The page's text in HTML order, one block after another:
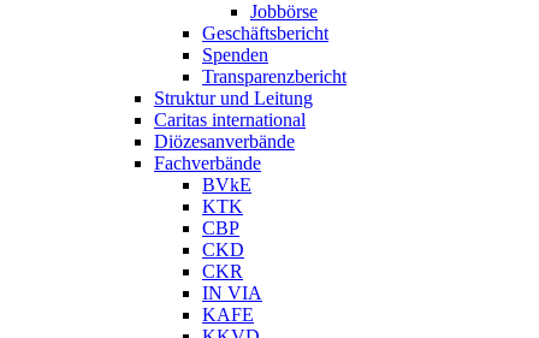
Jobbörse
Geschäftsbericht
Spenden
Transparenzbericht
Struktur und Leitung
Caritas international
Diözesanverbände
Fachverbände
BVkE
KTK
CBP
CKD
CKR
IN VIA
KAFE